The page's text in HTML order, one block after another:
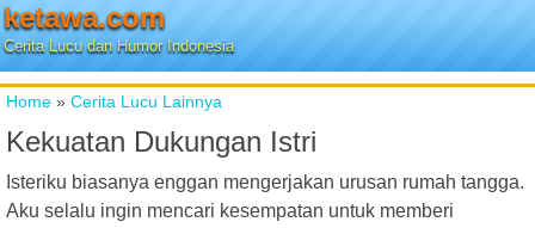
ketawa.com
Cerita Lucu dan Humor Indonesia
Home » Cerita Lucu Lainnya
Kekuatan Dukungan Istri
Isteriku biasanya enggan mengerjakan urusan rumah tangga.
Aku selalu ingin mencari kesempatan untuk memberi